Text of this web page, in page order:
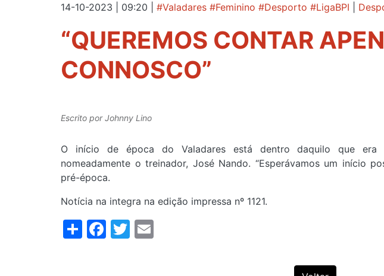
14-10-2023 | 09:20 #Valadares #Feminino #Desporto #LigaBPI
“QUEREMOS CONTAR
CONNOSCO”
Escrito porJohnny Lino
O início de época do Valadares está dentro daquilo que era
nomeadamente o treinador, José Nando. “Esperávamos um início
pré-época.
Notícia na integra na edição impressa nº 1121.
ShareFacebook
Twitter